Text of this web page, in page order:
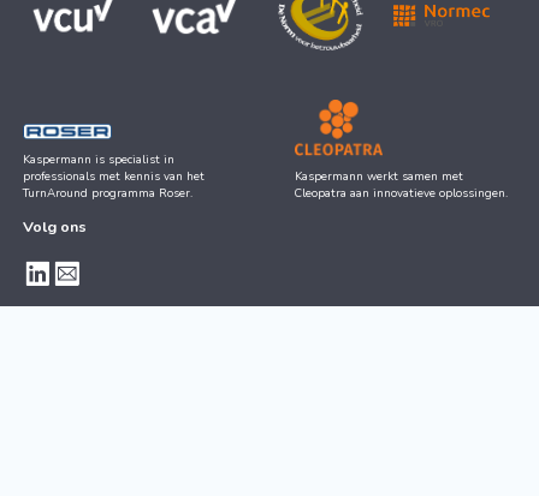
Kaspermann is specialist in
professionals met kennis van het
TurnAround programma Roser.
Kaspermann werkt samen met
Cleopatra aan innovatieve oplossingen.
Volg ons
Whatsapp